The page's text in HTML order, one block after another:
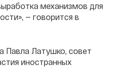
механизмов для
— говорится в
Павла Латушко, совет
иностранных